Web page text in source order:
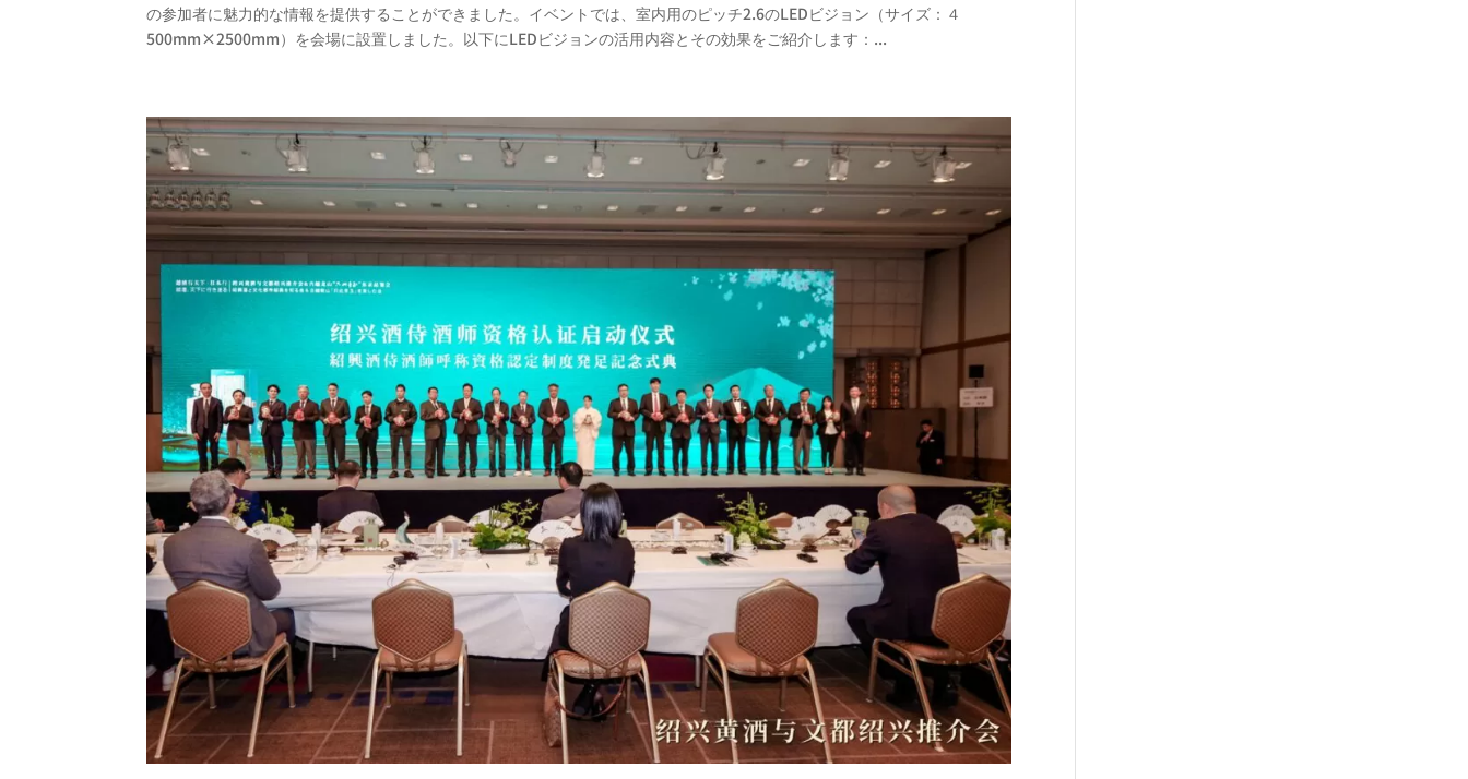
の参加者に魅力的な情報を提供することができました。イベントでは、室内用のピッチ2.6のLEDビジョン（サイズ：４
500mm×2500mm）を会場に設置しました。以下にLEDビジョンの活用内容とその効果をご紹介します：...